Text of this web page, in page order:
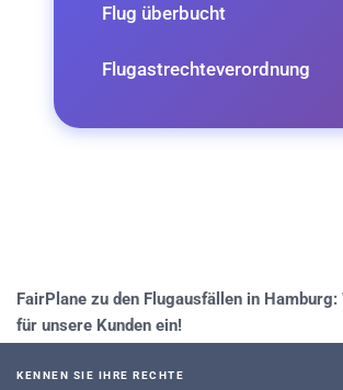
Flug überbucht
Flugastrechteverordnung
FairPlane zu den Flugausfällen in
für unsere Kunden ein!
KENNEN SIE IHRE RECHTE